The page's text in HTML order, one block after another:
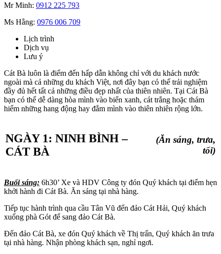
Mr Minh: 0912 225 793
Ms Hằng: 0976 006 709
Lịch trình
Dịch vụ
Lưu ý
Cát Bà luôn là điểm đến hấp dẫn không chỉ với du khách nước
ngoài mà cả những du khách Việt, nơi đây bạn có thể trải nghiệm
đầy đủ hết tất cả những điều đẹp nhất của thiên nhiên. Tại Cát Bà
bạn có thể dễ dàng hòa mình vào biển xanh, cát trắng hoặc thám
hiểm những hang động hay đắm mình vào thiên nhiên rộng lớn.
NGÀY 1: NINH BÌNH –
CÁT BÀ
(Ăn sáng, trưa,
tối)
Buổisáng: 6h30’ Xe và HDV Công ty đón Quý khách tại điểm hẹn
khởi hành đi Cát Bà. Ăn sáng tại nhà hàng.
Tiếp tục hành trình qua cầu Tân Vũ đến đảo Cát Hải, Quý khách
xuống phà Gót để sang đảo Cát Bà.
Đến đảo Cát Bà, xe đón Quý khách về Thị trấn, Quý khách ăn trưa
tại nhà hàng. Nhận phòng khách sạn, nghỉ ngơi.